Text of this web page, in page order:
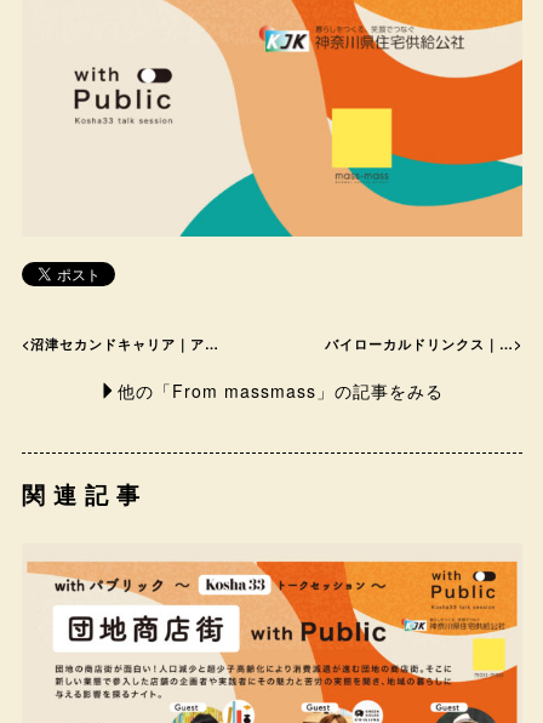
<沼津セカンドキャリア｜ア… バイローカルドリンクス｜… >
他の「From massmass」の記事をみる
関連記事